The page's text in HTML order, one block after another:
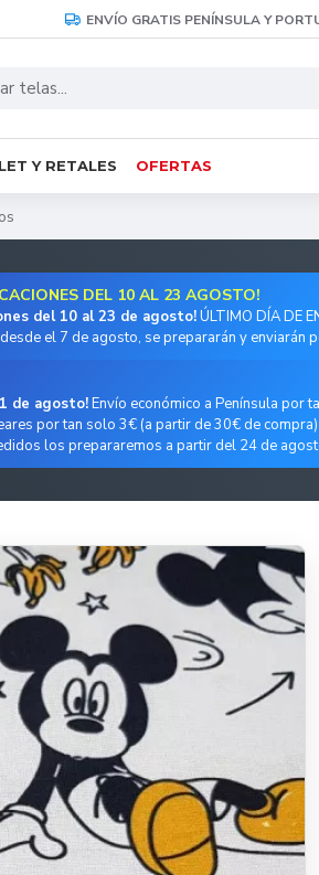
ENVÍO GRATIS PENÍNSULA Y
Y RETALES OFERTAS
DEL 10 AL 23 AGOSTO!
del 10 al 23 de agosto!ÚLTIMO DÍA DE
el 7 de agosto, se prepararán y enviarán
de agosto!Envío económico a Península por
por tan solo 3€ (a partir de 30€ de compra)
los prepararemos a partir del 24 de